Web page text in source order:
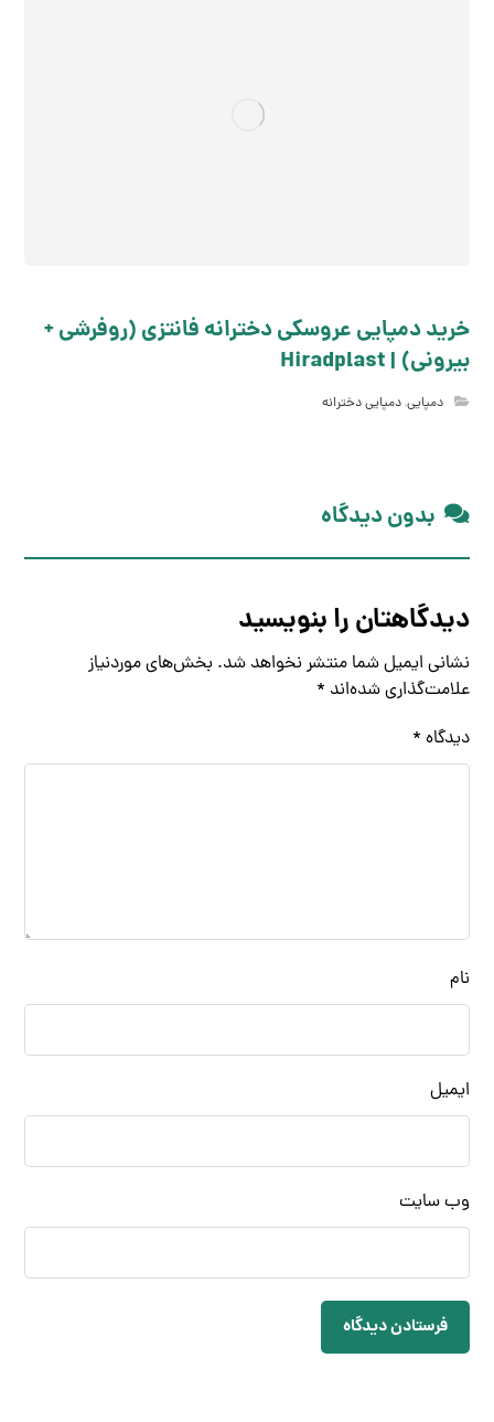
خرید دمپایی عروسکی دخترانه فانتزی (روفرشی +
بیرونی) | Hiradplast
دمپایی,دمپایی دخترانه
بدون دیدگاه
دیدگاهتان را بنویسید
نشانی ایمیل شما منتشر نخواهد شد. بخش‌های موردنیاز
علامت‌گذاری شده‌اند *
دیدگاه *
نام
ایمیل
وب‌ سایت
فرستادن دیدگاه